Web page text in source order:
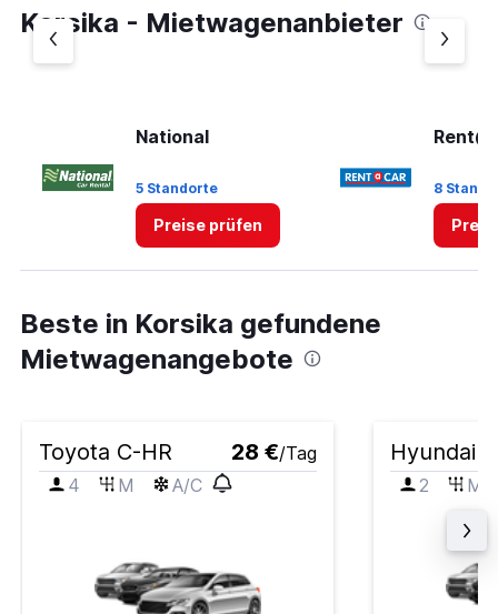
Korsika - Mietwagenanbieter
National
5 Standorte
Preise prüfen
8
Beste in Korsika gefundene
Mietwagenangebote
Toyota C-HR 28 €/Tag
4
M A/C
Hyundai
2 M